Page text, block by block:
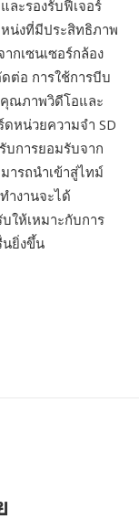
ละรองรับฟีเจอร์
น่งที่มีประสิทธิภาพ
กเซนเซอร์กล้อง
ต่อ การใช้การบีบ
ณภาพวิดีโอและ
หน่วยความจำ SD
บการยอมรับจาก
ารถนำเข้าสู่ไทม์
ำงานจะได้
ให้เหมาะกับการ
นยิ่งขึ้น